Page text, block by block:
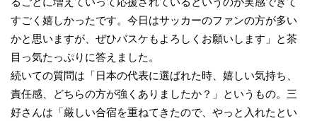
すごく嬉しかったです。今日はサッカーのファンの方が多い
かと思いますが、ぜひバスケもよろしくお願いします」と茶
目っ気たっぷりに答えました。
続いての質問は「日本の代表に選ばれた時、嬉しい気持ち、
責任感、どちらの方が強くありましたか？」というもの。三
好さんは「厳しい合宿を重ねてきたので、やっと入れたとい